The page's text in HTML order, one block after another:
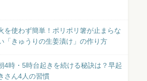
を使わず簡単！ポリポリ箸が止まらな
「きゅうりの生姜漬け」の作り方
4時・5時台起きを続ける秘訣は？早起
さん4人の習慣